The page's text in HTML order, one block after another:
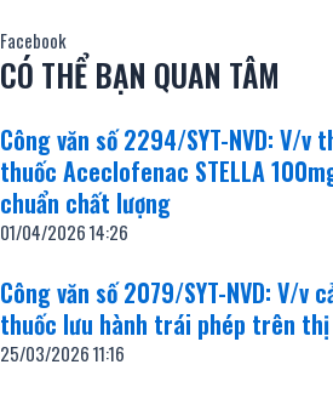
Facebook
CÓ THỂ BẠN QUAN TÂM
Công văn số 2294/SYT-NVD: V/v
thuốc Aceclofenac STELLA
chuẩn chất lượng
01/04/202614:26
Công văn số 2079/SYT-NVD: V/v
thuốc lưu hành trái phép trên
25/03/202611:16